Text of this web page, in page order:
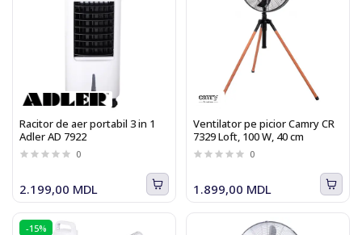
Racitor de aer portabil 3 in 1
Adler AD 7922
0
2.199,00 MDL
Ventilator pe picior Camry CR
7329 Loft, 100 W, 40 cm
0
1.899,00 MDL
-15%